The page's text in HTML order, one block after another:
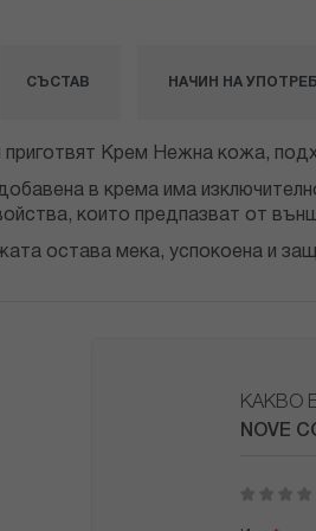
Крем Нежна кожа,
в крема има
които предпазват от
остава мека, успокоена и
СЪСТАВ НАЧИН НА
КАКВО
NOVE